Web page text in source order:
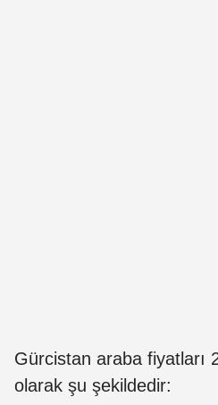
Gürcistan araba fiyatları
olarak şu şekildedir: